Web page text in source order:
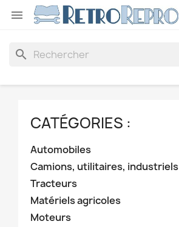

search
CATÉGORIES :
Automobiles
Camions, utilitaires, industriels
Tracteurs
Matériels agricoles
Moteurs